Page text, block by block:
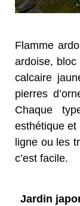
Flamme
ardoise,
calcaire
pierres
Chaque
esthétique et
ligne ou les
c’est facile.
Jardin